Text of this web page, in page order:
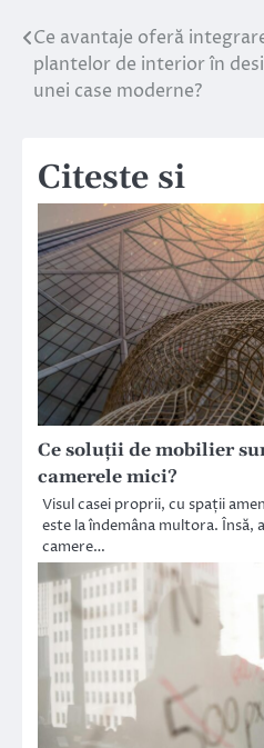
Navigare
în
Ce avantaje oferă
plantelor de interior în
unei case moderne?
Citeste si
Ce soluții de mobilier
camerele mici?
Visul casei proprii, cu spații
este la îndemâna multora. Însă,
camere…